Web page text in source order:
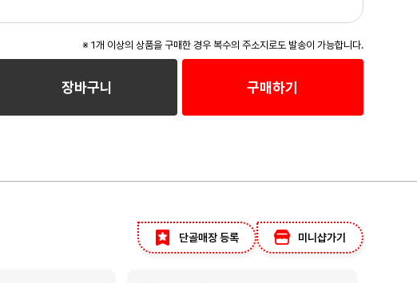
※ 1개 이상의 상품을 구매한 경우 복수의 주소지로도 발송이 가능합니다.
장바구니 구매하기
단골매장 등록 미니샵가기